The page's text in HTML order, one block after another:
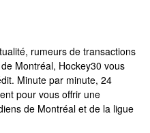
rumeurs de transactions
Montréal, Hockey30 vous
Minute par minute, 24
pour vous offrir une
de Montréal et de la ligue